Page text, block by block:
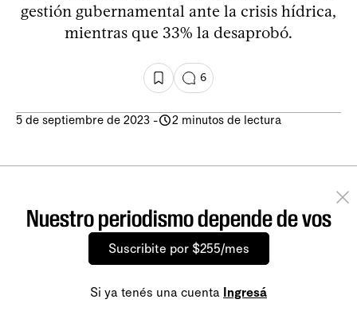
gestión gubernamental ante la crisis hídrica,
mientras que 33% la desaprobó.
6
5 de septiembre de 2023 - 2 minutos de lectura
Nuestro periodismo depende de vos
Suscribite por $255/mes
Si ya tenés una cuenta Ingresá